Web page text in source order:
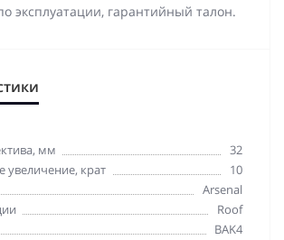
эксплуатации, гарантийный талон.
мм
32
увеличение, крат
10
Arsenal
Roof
BAK4